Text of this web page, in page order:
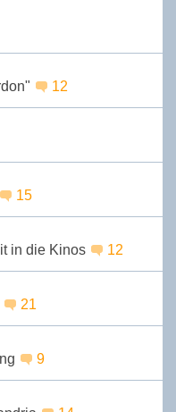
12
15
in die Kinos
12
21
9